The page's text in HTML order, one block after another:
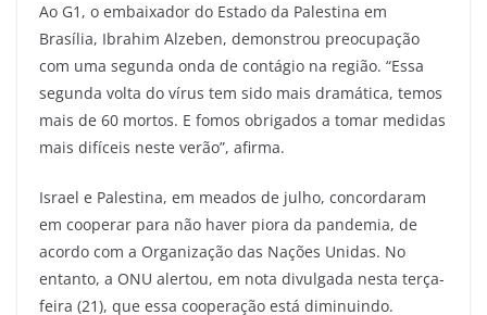
Ao G1, o embaixador do Estado da Palestina em
Brasília, Ibrahim Alzeben, demonstrou preocupação
com uma segunda onda de contágio na região. “Essa
segunda volta do vírus tem sido mais dramática, temos
mais de 60 mortos. E fomos obrigados a tomar medidas
mais difíceis neste verão”, afirma.
Israel e Palestina, em meados de julho, concordaram
em cooperar para não haver piora da pandemia, de
acordo com a Organização das Nações Unidas. No
entanto, a ONU alertou, em nota divulgada nesta terça-
feira (21), que essa cooperação está diminuindo.